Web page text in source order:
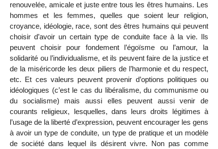
renouvelée, amicale et juste entre tous les êtres humains. Les
hommes et les femmes, quelles que soient leur religion,
croyance, idéologie, race, sont des êtres humains qui peuvent
choisir d’avoir un certain type de conduite face à la vie. Ils
peuvent choisir pour fondement l’égoïsme ou l’amour, la
solidarité ou l’individualisme, et ils peuvent faire de la justice et
de la miséricorde les deux piliers de l’harmonie et du respect,
etc. Et ces valeurs peuvent provenir d’options politiques ou
idéologiques (c’est le cas du libéralisme, du communisme ou
du socialisme) mais aussi elles peuvent aussi venir de
courants religieux, lesquelles, dans leurs droits légitimes à
l’usage de la liberté d’expression, peuvent encourager les gens
à avoir un type de conduite, un type de pratique et un modèle
de société dans lequel ils désirent vivre. Non pas comme